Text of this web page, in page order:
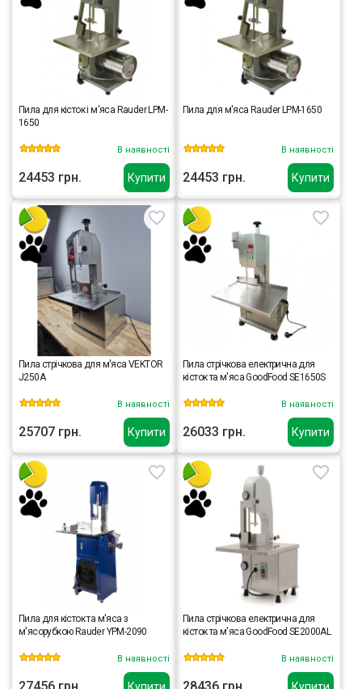
Купити
Пила для кісток і м'яса Rauder LPM-
1650
В наявності
24453 грн. Купити
Пила для м'яса Rauder LPM-1650
В наявності
24453 грн.
Купити
Пила стрічкова для м'яса VEKTOR
J250A
В наявності
25707 грн. Купити
Пила стрічкова електрична для
кісток та м'яса GoodFood SE1650S
В наявності
26033 грн.
Пила для кісток та м'яса з
м'ясорубкою Rauder YPM-2090
В наявності
Пила стрічкова електрична для
кісток та м'яса GoodFood SE2000AL
В наявності